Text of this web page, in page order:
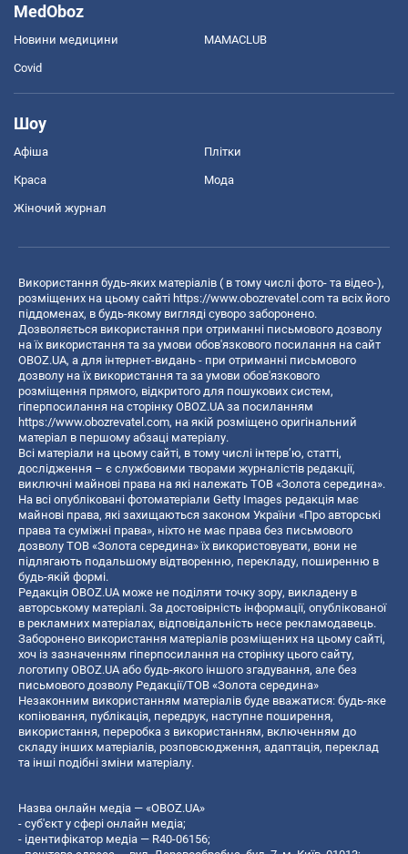
MedOboz
Новини медицини MAMACLUB
Covid
Шоу
Афіша Плітки
Краса Мода
Жіночий журнал
Використання будь-яких матеріалів ( в тому числі фото- та відео-),
розміщених на цьому сайті https://www.obozrevatel.com та всіх його
піддоменах, в будь-якому вигляді суворо заборонено.
Дозволяється використання при отриманні письмового дозволу
на їх використання та за умови обов'язкового посилання на сайт
OBOZ.UA, а для інтернет-видань - при отриманні письмового
дозволу на їх використання та за умови обов'язкового
розміщення прямого, відкритого для пошукових систем,
гіперпосилання на сторінку OBOZ.UA за посиланням
https://www.obozrevatel.com, на якій розміщено оригінальний
матеріал в першому абзаці матеріалу.
Всі матеріали на цьому сайті, в тому числі інтерв’ю, статті,
дослідження – є службовими творами журналістів редакції,
виключні майнові права на які належать ТОВ «Золота середина».
На всі опубліковані фотоматеріали Getty Images редакція має
майнові права, які захищаються законом України «Про авторські
права та суміжні права», ніхто не має права без письмового
дозволу ТОВ «Золота середина» їх використовувати, вони не
підлягають подальшому відтворенню, перекладу, поширенню в
будь-якій формі.
Редакція OBOZ.UA може не поділяти точку зору, викладену в
авторському матеріалі. За достовірність інформації, опублікованої
в рекламних матеріалах, відповідальність несе рекламодавець.
Заборонено використання матеріалів розміщених на цьому сайті,
хоч із зазначенням гіперпосилання на сторінку цього сайту,
логотипу OBOZ.UA або будь-якого іншого згадування, але без
письмового дозволу Редакції/ТОВ «Золота середина»
Незаконним використанням матеріалів буде вважатися: будь-яке
копiювання, публiкацiя, передрук, наступне поширення,
використання, переробка з використанням, включенням до
складу інших матеріалів, розповсюдження, адаптація, переклад
та інші подібні зміни матеріалу.
Назва онлайн медіа — «OBOZ.UA»
- суб'єкт у сфері онлайн медіа;
- ідентифікатор медіа — R40-06156;